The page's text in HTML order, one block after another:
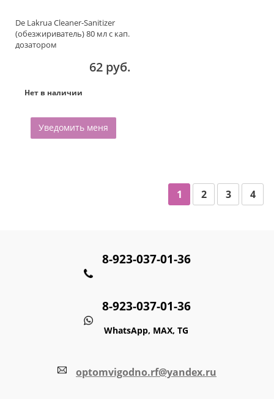
De Lakrua Cleaner-Sanitizer
(обезжириватель) 80 мл с кап.
дозатором
62 руб.
Нет в наличии
Уведомить меня
1 2 3 4
8-923-037-01-36
8-923-037-01-36
WhatsApp, MAX, TG
optomvigodno.rf@yandex.ru